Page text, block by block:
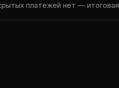
платежей нет —